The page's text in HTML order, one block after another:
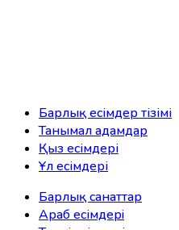
Барлық есімдер тізімі
Танымал адамдар
Қыз есімдері
Ұл есімдері
Барлық санаттар
Араб есімдерi